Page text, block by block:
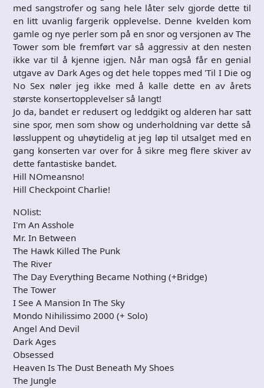
med sangstrofer og sang hele låter selv gjorde dette til
en litt uvanlig fargerik opplevelse. Denne kvelden kom
gamle og nye perler som på en snor og versjonen av The
Tower som ble fremført var så aggressiv at den nesten
ikke var til å kjenne igjen. Når man også får en genial
utgave av Dark Ages og det hele toppes med 'Til I Die og
No Sex nøler jeg ikke med å kalle dette en av årets
største konsertopplevelser så langt!
Jo da, bandet er redusert og leddgikt og alderen har satt
sine spor, men som show og underholdning var dette så
løssluppent og uhøytidelig at jeg løp til utsalget med en
gang konserten var over for å sikre meg flere skiver av
dette fantastiske bandet.
Hill NOmeansno!
Hill Checkpoint Charlie!
NOlist:
I'm An Asshole
Mr. In Between
The Hawk Killed The Punk
The River
The Day Everything Became Nothing (+Bridge)
The Tower
I See A Mansion In The Sky
Mondo Nihilissimo 2000 (+ Solo)
Angel And Devil
Dark Ages
Obsessed
Heaven Is The Dust Beneath My Shoes
The Jungle